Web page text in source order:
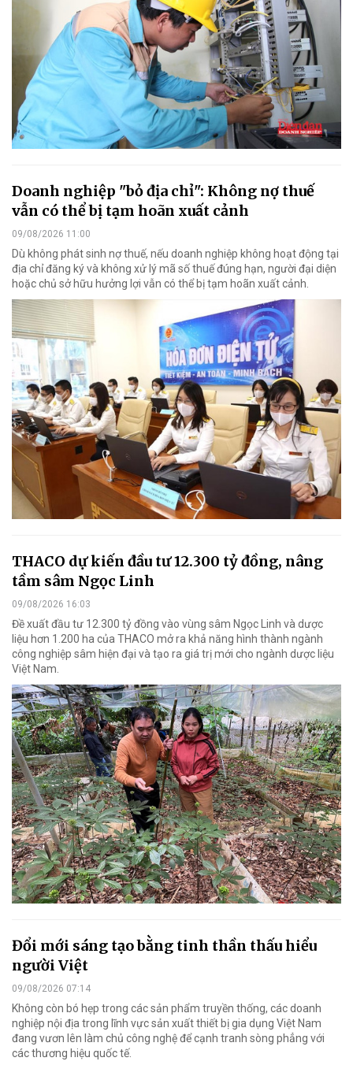
Doanh nghiệp "bỏ địa chỉ": Không nợ thuế
vẫn có thể bị tạm hoãn xuất cảnh
09/08/2026 11:00
Dù không phát sinh nợ thuế, nếu doanh nghiệp không hoạt động tại
địa chỉ đăng ký và không xử lý mã số thuế đúng hạn, người đại diện
hoặc chủ sở hữu hưởng lợi vẫn có thể bị tạm hoãn xuất cảnh.
THACO dự kiến đầu tư 12.300 tỷ đồng, nâng
tầm sâm Ngọc Linh
09/08/2026 16:03
Đề xuất đầu tư 12.300 tỷ đồng vào vùng sâm Ngọc Linh và dược
liệu hơn 1.200 ha của THACO mở ra khả năng hình thành ngành
công nghiệp sâm hiện đại và tạo ra giá trị mới cho ngành dược liệu
Việt Nam.
Đổi mới sáng tạo bằng tinh thần thấu hiểu
người Việt
09/08/2026 07:14
Không còn bó hẹp trong các sản phẩm truyền thống, các doanh
nghiệp nội địa trong lĩnh vực sản xuất thiết bị gia dụng Việt Nam
đang vươn lên làm chủ công nghệ để cạnh tranh sòng phẳng với
các thương hiệu quốc tế.